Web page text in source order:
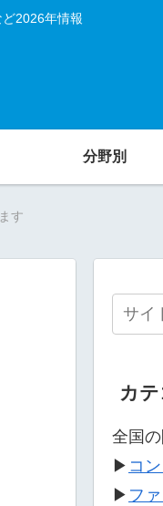
2026年情報
分野別
す
カテ
全国
▶ コ
▶ フ